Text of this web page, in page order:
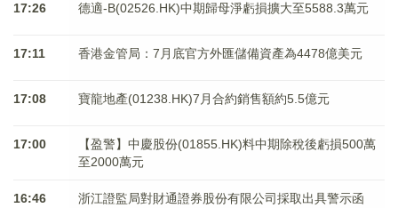
17:26 德適-B(02526.HK)中期歸母淨虧損擴大至5588.3萬元
17:11 香港金管局：7月底官方外匯儲備資產為4478億美元
17:08 寶龍地產(01238.HK)7月合約銷售額約5.5億元
17:00
【盈警】中慶股份(01855.HK)料中期除稅後虧損500萬
至2000萬元
16:46
浙江證監局對財通證券股份有限公司採取出具警示函